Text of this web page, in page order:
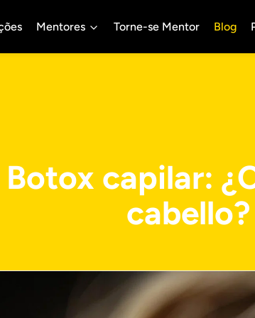
Mentores Torne-se Mentor Blog
capilar:
cabello?